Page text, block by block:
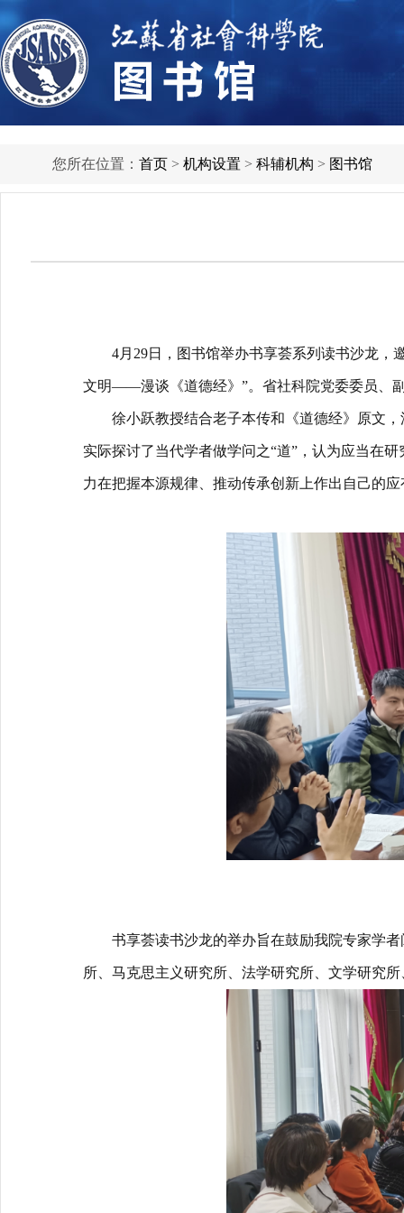
您所在位置： 首页 > 机构设置 > 科辅机构 > 图书馆
4月 29日，图书馆举办书享荟系列读书沙龙，
文明——漫谈《道德经》”。省社科院党委委员、
徐小跃教授结合老子本传和《道德经》原文
实际探讨了当代学者做学问之“道”，认为应当在研
力在把握本源规律、推动传承创新上作出自己的应
书享荟读书沙龙的举办旨在鼓励我院专家学
所、马克思主义研究所、法学研究所、文学研究